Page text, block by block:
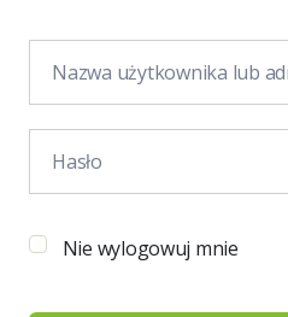
Nie wylogowuj mnie